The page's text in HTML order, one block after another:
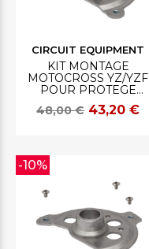
CIRCUIT EQUIPMENT
KIT MONTAGE
MOTOCROSS YZ/YZF
POUR PROTEGE
DISQUE CIRCUIT
48,00 € 43,20 €
-10%